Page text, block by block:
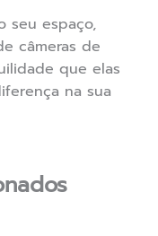
seu espaço,
câmeras de
que elas
na sua